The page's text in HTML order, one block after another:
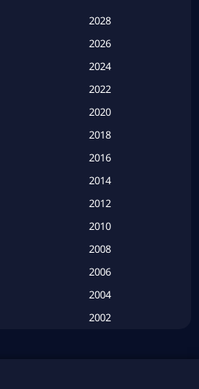
สร้างจากเรื่องจริง(2)
Story เรื่องจริง (16)
2028
2026
2024
2022
2020
2018
2016
2014
2012
2010
2008
2006
2004
2002